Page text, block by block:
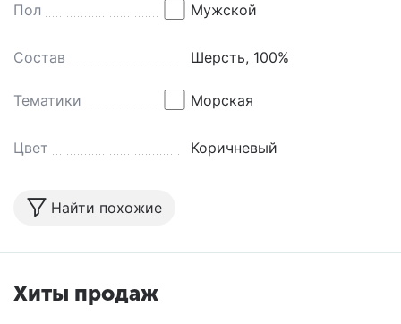
Пол Мужской
Состав Шерсть, 100%
Тематики Морская
Цвет Коричневый
Найти похожие
Хиты продаж